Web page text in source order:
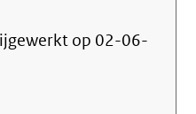
over
op 02-06-